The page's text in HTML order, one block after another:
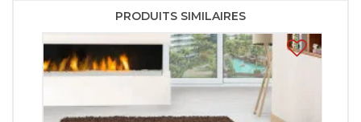
PRODUITS SIMILAIRES